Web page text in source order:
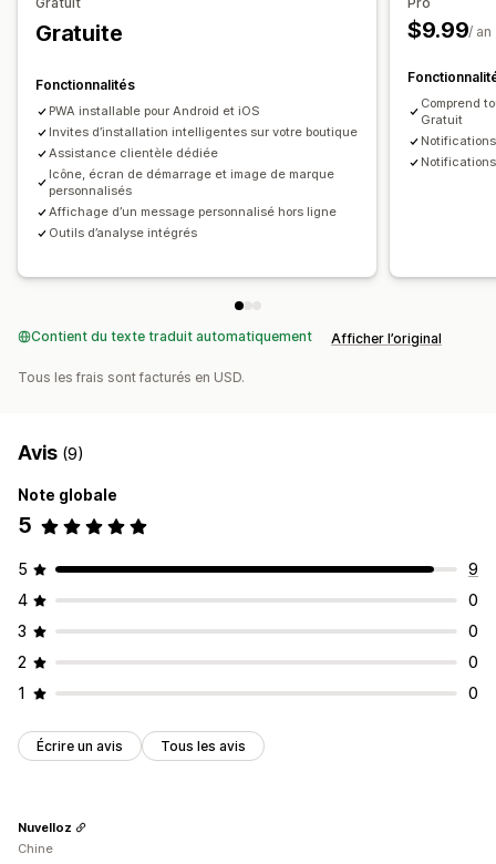
Notifications automatiques
Promotions
Notifications personnalisées
Gratuite
Fonctionnalités
PWA installable pour Android et iOS
Invites d’installation intelligentes sur votre boutique
Assistance clientèle dédiée
Icône, écran de démarrage et image de marque
personnalisés
Affichage d’un message personnalisé hors ligne
Outils d’analyse intégrés
$9.99/ an
Comprend
Gratuit
Contient du texte traduit automatiquement Afficher l’original
Tous les frais sont facturés en USD.
Avis (9)
Note globale
5
5
9
4
0
3
0
2
0
1
0
Écrire un avis Tous les avis
Nuvelloz
Chine